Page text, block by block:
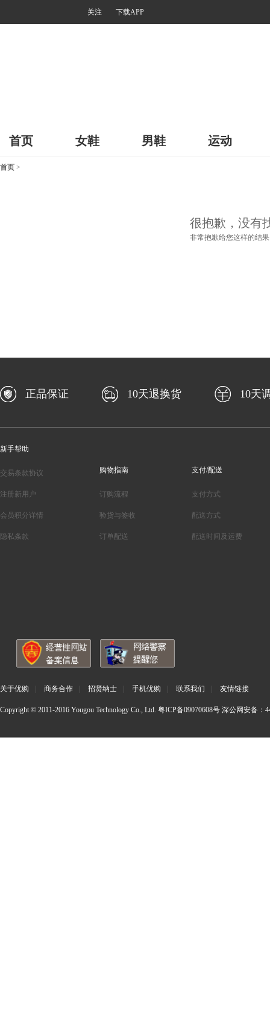
关注 下载APP
首页 女鞋 男鞋 运动
首页 >
很抱歉，没有
非常抱歉给您这样的结
正品保证 10天退换货 10天
新手帮助
交易条款协议
注册新用户
会员积分详情
隐私条款
购物指南
订购流程
验货与签收
订单配送
支付/配送
支付方式
配送方式
配送时间及运费
关于优购 商务合作 招贤纳士 手机优购 联系我们 友情链接
Copyright © 2011-2016 Yougou Technology Co., Ltd. 粤ICP备09070608号 深公网安备：